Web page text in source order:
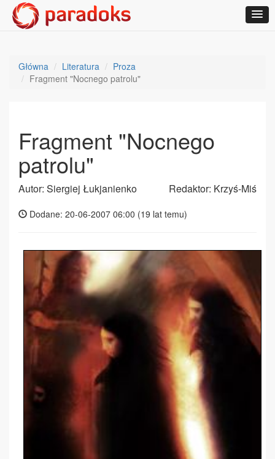
Główna Literatura
Proza
Fragment "Nocnego patrolu"
Fragment "Nocnego
patrolu"
Autor: Siergiej Łukjanienko Redaktor: Krzyś-Miś
Dodane: 20-06-2007 06:00 (19 lat temu)